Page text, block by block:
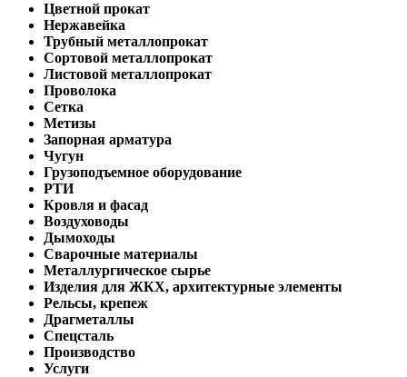
Цветной прокат
Нержавейка
Трубный металлопрокат
Сортовой металлопрокат
Листовой металлопрокат
Проволока
Сетка
Метизы
Запорная арматура
Чугун
Грузоподъемное оборудование
РТИ
Кровля и фасад
Воздуховоды
Дымоходы
Сварочные материалы
Металлургическое сырье
Изделия для ЖКХ, архитектурные элементы
Рельсы, крепеж
Драгметаллы
Спецсталь
Производство
Услуги